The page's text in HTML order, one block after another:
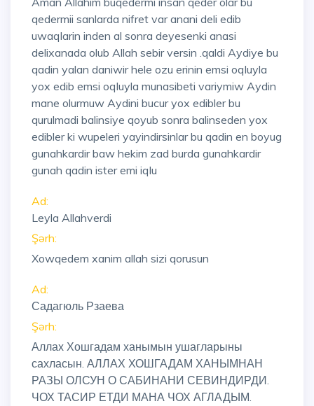
qedermii sanlarda nifret var anani deli edib
uwaqlarin inden al sonra deyesenki anasi
delixanada olub Allah sebir versin .qaldi Aydiye bu
qadin yalan daniwir hele ozu erinin emsi oqluyla
yox edib emsi oqluyla munasibeti variymiw Aydin
mane olurmuw Aydini bucur yox edibler bu
qurulmadi balinsiye qoyub sonra balinseden yox
edibler ki wupeleri yayindirsinlar bu qadin en boyug
gunahkardir baw hekim zad burda gunahkardir
gunah qadin ister emi iqlu
Ad:
Leyla Allahverdi
Şərh:
Xowqedem xanim allah sizi qorusun
Ad:
Садагюль Рзаева
Şərh:
Аллах Хошгадам ханымын ушагларыны
сахласын. АЛЛАХ ХОШГАДАМ ХАНЫМНАН
РАЗЫ ОЛСУН О САБИНАНИ СЕВИНДИРДИ.
ЧОХ ТАСИР ЕТДИ МАНА ЧОХ АГЛАДЫМ.